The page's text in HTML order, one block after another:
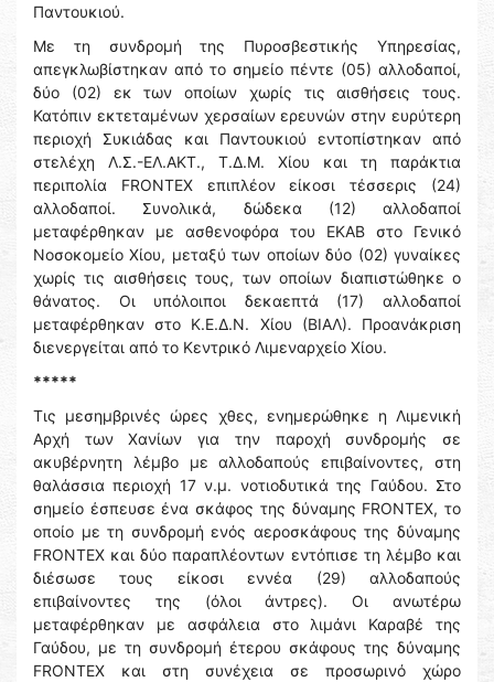
Παντουκιού.
Με τη συνδρομή της Πυροσβεστικής Υπηρεσίας,
απεγκλωβίστηκαν από το σημείο πέντε (05) αλλοδαποί,
δύο (02) εκ των οποίων χωρίς τις αισθήσεις τους.
Κατόπιν εκτεταμένων χερσαίων ερευνών στην ευρύτερη
περιοχή Συκιάδας και Παντουκιού εντοπίστηκαν από
στελέχη Λ.Σ.-ΕΛ.ΑΚΤ., Τ.Δ.Μ. Χίου και τη παράκτια
περιπολία FRONTEX επιπλέον είκοσι τέσσερις (24)
αλλοδαποί. Συνολικά, δώδεκα (12) αλλοδαποί
μεταφέρθηκαν με ασθενοφόρα του ΕΚΑΒ στο Γενικό
Νοσοκομείο Χίου, μεταξύ των οποίων δύο (02) γυναίκες
χωρίς τις αισθήσεις τους, των οποίων διαπιστώθηκε ο
θάνατος. Οι υπόλοιποι δεκαεπτά (17) αλλοδαποί
μεταφέρθηκαν στο Κ.Ε.Δ.Ν. Χίου (ΒΙΑΛ). Προανάκριση
διενεργείται από το Κεντρικό Λιμεναρχείο Χίου.
*****
Τις μεσημβρινές ώρες χθες, ενημερώθηκε η Λιμενική
Αρχή των Χανίων για την παροχή συνδρομής σε
ακυβέρνητη λέμβο με αλλοδαπούς επιβαίνοντες, στη
θαλάσσια περιοχή 17 ν.μ. νοτιοδυτικά της Γαύδου. Στο
σημείο έσπευσε ένα σκάφος της δύναμης FRONTEX, το
οποίο με τη συνδρομή ενός αεροσκάφους της δύναμης
FRONTEX και δύο παραπλέοντων εντόπισε τη λέμβο και
διέσωσε τους είκοσι εννέα (29) αλλοδαπούς
επιβαίνοντες της (όλοι άντρες). Οι ανωτέρω
μεταφέρθηκαν με ασφάλεια στο λιμάνι Καραβέ της
Γαύδου, με τη συνδρομή έτερου σκάφους της δύναμης
FRONTEX και στη συνέχεια σε προσωρινό χώρο